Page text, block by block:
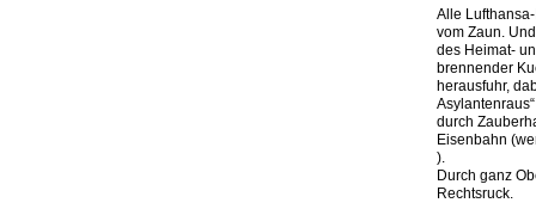
Alle
vom Zaun.
des Heimat-
brennender
herausfuhr,
durch
Eisenbahn
).
Durch ganz
Rechtsruck.